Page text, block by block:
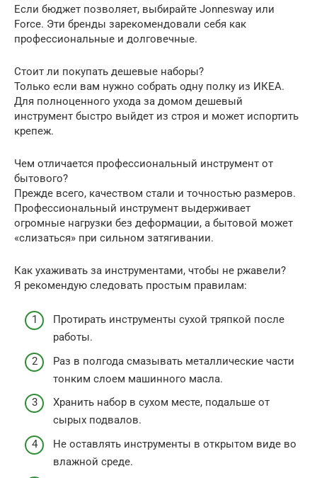
Если бюджет позволяет, выбирайте Jonnesway или
Force. Эти бренды зарекомендовали себя как
профессиональные и долговечные.
Стоит ли покупать дешевые наборы?
Только если вам нужно собрать одну полку из ИКЕА.
Для полноценного ухода за домом дешевый
инструмент быстро выйдет из строя и может испортить
крепеж.
Чем отличается профессиональный инструмент от
бытового?
Прежде всего, качеством стали и точностью размеров.
Профессиональный инструмент выдерживает
огромные нагрузки без деформации, а бытовой может
«слизаться» при сильном затягивании.
Как ухаживать за инструментами, чтобы не ржавели?
Я рекомендую следовать простым правилам:
Протирать инструменты сухой тряпкой после
работы.
Раз в полгода смазывать металлические части
тонким слоем машинного масла.
Хранить набор в сухом месте, подальше от
сырых подвалов.
Не оставлять инструменты в открытом виде во
влажной среде.